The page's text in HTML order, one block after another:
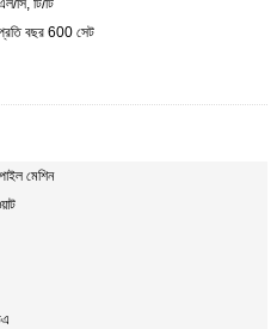
সি, টি/টি
বছর 600 সেট
মেশিন